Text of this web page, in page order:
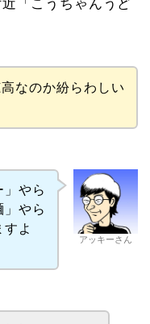
「こうちゃんうど
なのか紛らわしい
アッキーさん
」やら
」やら
よ